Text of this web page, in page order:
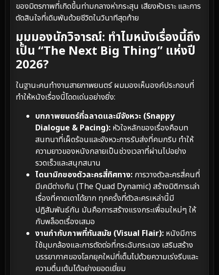
ของมิตรภาพที่เกิดขึ้นท่ามกลางห่ากระสุน เสียงหัวเราะ และการ
ตัดสินใจที่เดิมพันด้วยชีวิตในวินาทีสุดท้าย
มุมมองนักวิจารณ์: ทำไมหนังเรื่องนี้ถึง
เป็น “The Next Big Thing” แห่งปี
2026?
ในฐานะคนทำงานสายภาพยนตร์ ผมมองเห็นองค์ประกอบที่
ทำให้หนังเรื่องนี้โดดเด่นอย่างยิ่ง:
บทภาพยนตร์ที่ฉลาดและมีจังหวะ (Snappy
Dialogue & Pacing): หัวใจหลักของเรื่องคือบท
สนทนาที่เผ็ดร้อนและจังหวะการรับส่งที่คมกริบ ทำให้
ความยาวของหนังกลายเป็นช่วงเวลาที่ผ่านไปอย่าง
รวดเร็วและสนุกสนาน
ไดนามิกของตัวละครสี่ทิศทาง: การวางตัวละครสี่คนที่
มีเคมีต่างกัน (The Quad Dynamic) สร้างมิติการเล่า
เรื่องที่คาดเดาได้ยาก ทุกครั้งที่ตัวละครเหล่านี้มี
ปฏิสัมพันธ์กัน มันคือการสร้างแรงกระเพื่อมใหม่ๆ ให้
กับพล็อตเรื่องเสมอ
งานกำกับภาพที่ทันสมัย (Visual Flair): หนังมีการ
ใช้มุมกล้องและการตัดต่อที่กระฉับกระเฉง เสริมสร้าง
บรรยากาศของโลกยุคใหม่ที่เต็มไปด้วยความเร่งรีบและ
ความตื่นเต้นได้อย่างยอดเยี่ยม